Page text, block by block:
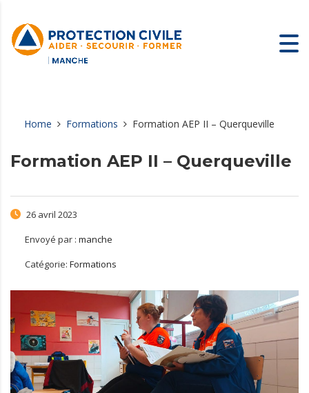
Home Formations Formation AEP II – Querqueville
Formation AEP II – Querqueville
26 avril 2023
Envoyé par : manche
Catégorie: Formations